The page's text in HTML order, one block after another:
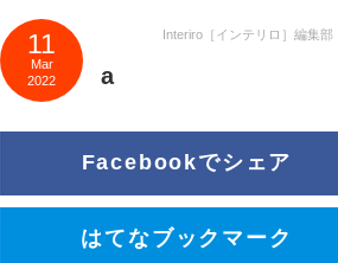
11
Mar
2022
Interiro［インテリロ］編集部
a
Facebookでシェア
はてなブックマーク